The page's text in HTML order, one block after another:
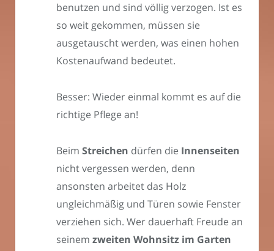
benutzen und sind völlig verzogen. Ist es
so weit gekommen, müssen sie
ausgetauscht werden, was einen hohen
Kostenaufwand bedeutet.
Besser: Wieder einmal kommt es auf die
richtige Pflege an!
Beim Streichen dürfen die Innenseiten
nicht vergessen werden, denn
ansonsten arbeitet das Holz
ungleichmäßig und Türen sowie Fenster
verziehen sich. Wer dauerhaft Freude an
seinem zweiten Wohnsitz im Garten